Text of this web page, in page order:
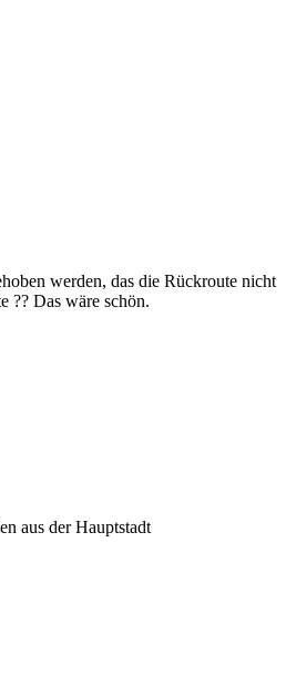
werden, das die Rückroute nicht
?? Das wäre schön.
aus der Hauptstadt